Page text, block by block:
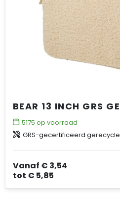
5175 op voorraad
GRS-gecertificeerd
Vanaf € 3,54
tot € 5,85